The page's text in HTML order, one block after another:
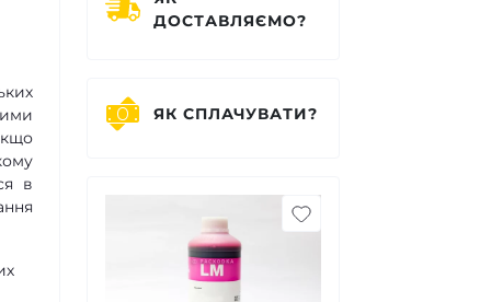
в
ДОСТАВЛЯЄМО?
ЯК СПЛАЧУВАТИ?